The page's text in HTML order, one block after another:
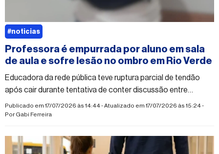
Professora é empurrada por aluno em sala
de aula e sofre lesão no ombro em Rio Verde
Educadora da rede pública teve ruptura parcial de tendão
após cair durante tentativa de conter discussão entre
estudantes; caso foi denunciado ao MPMS e ao Conselho
Tutelar
Publicado em 17/07/2026 às 14:44 - Atualizado em 17/07/2026 às 15:24 -
PorGabi Ferreira
#noticias